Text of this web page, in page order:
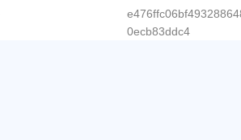
0ecb83ddc4